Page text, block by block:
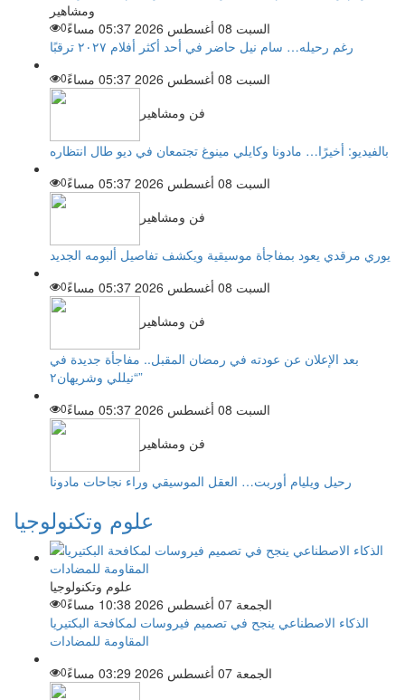
ومشاهير
السبت 08 أغسطس 2026 05:37 مساءً
0
رغم رحيله… سام نيل حاضر في أحد أكثر أفلام ٢٠٢٧ ترقبًا
السبت 08 أغسطس 2026 05:37 مساءً
0
فن ومشاهير
بالفيديو: أخيرًا… مادونا وكايلي مينوغ تجتمعان في ديو طال انتظاره
السبت 08 أغسطس 2026 05:37 مساءً
0
فن ومشاهير
يوري مرقدي يعود بمفاجأة موسيقية ويكشف تفاصيل ألبومه الجديد
السبت 08 أغسطس 2026 05:37 مساءً
0
فن ومشاهير
بعد الإعلان عن عودته في رمضان المقبل.. مفاجأة جديدة في
“نيللي وشريهان٢”
السبت 08 أغسطس 2026 05:37 مساءً
0
فن ومشاهير
رحيل ويليام أوربت… العقل الموسيقي وراء نجاحات مادونا
علوم وتكنولوجيا
علوم وتكنولوجيا
الجمعة 07 أغسطس 2026 10:38 مساءً
0
الذكاء الاصطناعي ينجح في تصميم فيروسات لمكافحة البكتيريا
المقاومة للمضادات
الجمعة 07 أغسطس 2026 03:29 مساءً
0